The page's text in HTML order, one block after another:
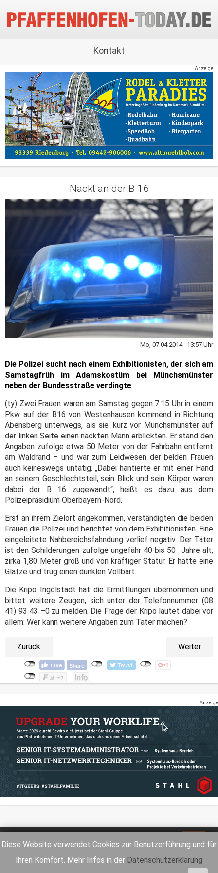
Diese Website verwendet Cookies zur Benutzerführung und für
Ihren Komfort. Mehr Infos in der Datenschutzerklärung
Kontakt
Anzeige
Nackt an der B 16
Mo, 07.04.2014 13:57 Uhr
Die Polizei sucht nach einem Exhibitionisten, der sich am
Samstagfrüh im Adamskostüm bei Münchsmünster
neben der Bundesstraße verdingte
(ty) Zwei Frauen waren am Samstag gegen 7.15 Uhr in einem
Pkw auf der B16 von Westenhausen kommend in Richtung
Abensberg unterwegs, als sie. kurz vor Münchsmünster auf
der linken Seite einen nackten Mann erblickten. Er stand den
Angaben zufolge etwa 50 Meter von der Fahrbahn entfernt
am Waldrand – und war zum Leidwesen der beiden Frauen
auch keineswegs untätig. „Dabei hantierte er mit einer Hand
an seinem Geschlechtsteil, sein Blick und sein Körper waren
dabei der B 16 zugewandt“, heißt es dazu aus dem
Polizeipräsidium Oberbayern-Nord.
Erst an ihrem Zielort angekommen, verständigten die beiden
Frauen die Polizei und berichtet von dem Exhibitionisten. Eine
eingeleitete Nahbereichsfahndung verlief negativ. Der Täter
ist den Schilderungen zufolge ungefähr 40 bis 50 Jahre alt,
zirka 1,80 Meter groß und von kräftiger Statur. Er hatte eine
Glatze und trug einen dunklen Vollbart.
Die Kripo Ingolstadt hat die Ermittlungen übernommen und
bittet weitere Zeugen, sich unter der Telefonnummer (08
41) 93 43 –0 zu melden. Die Frage der Kripo lautet dabei vor
allem: Wer kann weitere Angaben zum Täter machen?
Zurück Weiter
Anzeige